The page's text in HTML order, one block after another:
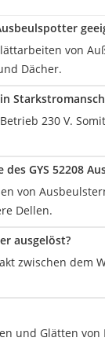
von
Dächer.
230 V.
GYS 52208
von
Dellen.
ausgelöst?
zwischen dem
und Glätten